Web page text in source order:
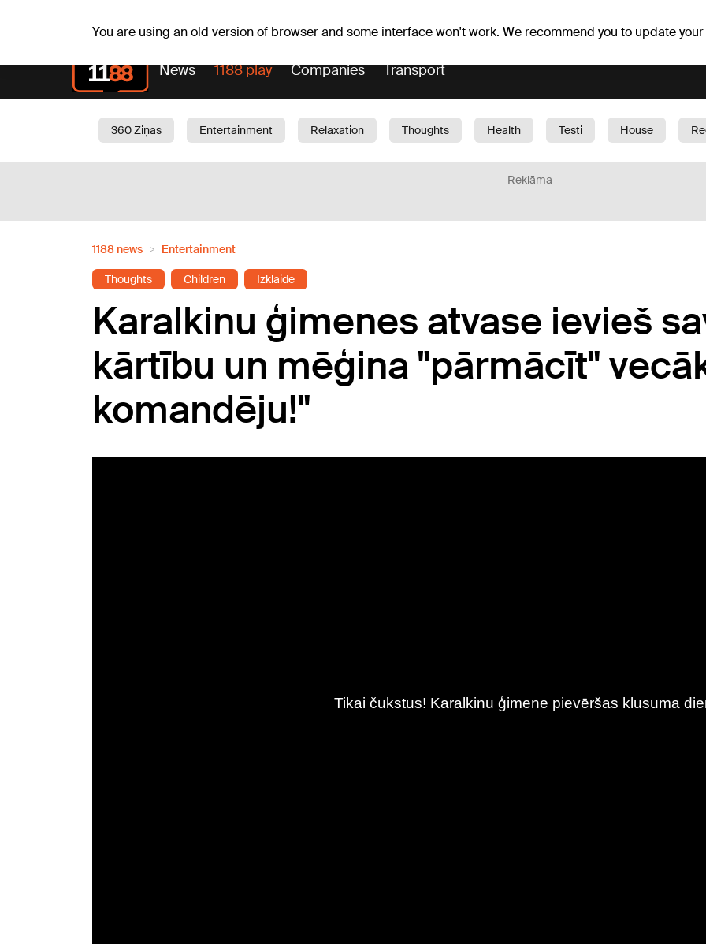
You are using an old version of browser and some interface won't work. We recommend you to update
News 1188 play Companies Transport
360 Ziņas Entertainment Relaxation Thoughts Health Testi House
Reklāma
1188 news Entertainment
Thoughts Children Izklaide
Karalkinu ģimenes atvase ievieš
kārtību un mēģina "pārmācīt"
komandēju!"